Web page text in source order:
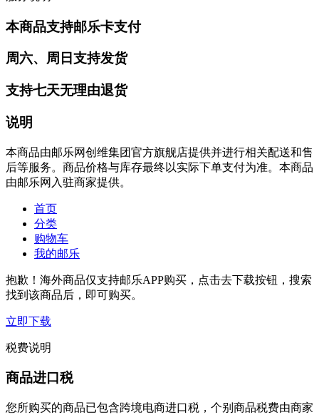
本商品支持邮乐卡支付
周六、周日支持发货
支持七天无理由退货
说明
本商品由邮乐网创维集团官方旗舰店提供并进行相关配送和售
后等服务。商品价格与库存最终以实际下单支付为准。本商品
由邮乐网入驻商家提供。
首页
分类
购物车
我的邮乐
抱歉！海外商品仅支持邮乐APP购买，点击去下载按钮，搜索
找到该商品后，即可购买。
立即下载
税费说明
商品进口税
您所购买的商品已包含跨境电商进口税，个别商品税费由商家